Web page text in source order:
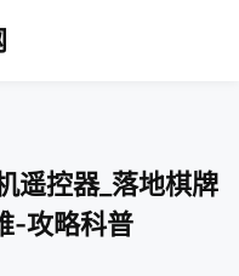
遥控器_落地棋牌
-攻略科普